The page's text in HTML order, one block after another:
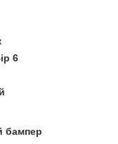
6
бампер